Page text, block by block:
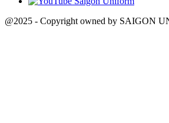
@2025 - Copyright owned by SAIGON